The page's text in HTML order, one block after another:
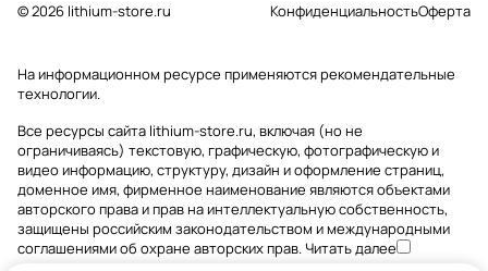
© 2026 lithium-store.ru КонфиденциальностьОферта
На информационном ресурсе применяютсярекомендательные
технологии.
Все ресурсы сайта lithium-store.ru, включая (но не
ограничиваясь) текстовую, графическую, фотографическую и
видео информацию, структуру, дизайн и оформление страниц,
доменное имя, фирменное наименование являются объектами
авторского права и прав на интеллектуальную собственность,
защищены российским законодательством и международными
соглашениями об охране авторских прав.Читать далее